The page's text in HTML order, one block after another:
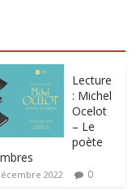
Lecture
: Michel
Ocelot
– Le
poète
2022 0